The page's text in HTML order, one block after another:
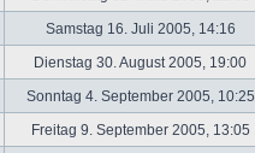
Samstag 16. Juli 2005, 14:16
Dienstag 30. August 2005, 19:00
Sonntag 4. September 2005,
Freitag 9. September 2005, 13:05